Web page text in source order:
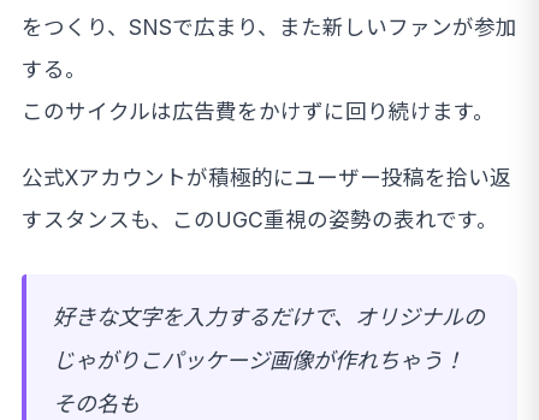
をつくり、SNSで広まり、また新しいファンが参加
する。
このサイクルは広告費をかけずに回り続けます。
公式Xアカウントが積極的にユーザー投稿を拾い返
すスタンスも、このUGC重視の姿勢の表れです。
好きな文字を入力するだけで、オリジナルの
じゃがりこパッケージ画像が作れちゃう！
その名も